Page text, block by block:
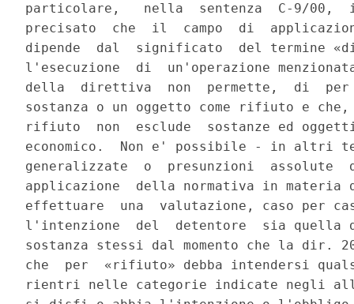
particolare,   nella  sentenza  C-9/00,
precisato  che  il  campo  di
dipende  dal  significato  del termine
l'esecuzione  di  un'operazione
della  direttiva  non  permette,  di
sostanza o un oggetto come rifiuto e
rifiuto  non  esclude  sostanze ed
economico.  Non e' possibile - in altri
generalizzate  o  presunzioni  assolute
applicazione  della normativa in
effettuare  una  valutazione, caso per
l'intenzione  del  detentore  sia quella
sostanza stessi dal momento che la
che  per  «rifiuto» debba intendersi
rientri nelle categorie indicate negli